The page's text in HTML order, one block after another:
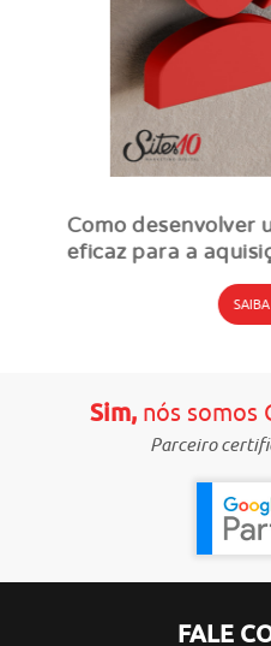
Como desenvolver
eficaz para a
Sim,nós somos
Parceiro
FALE